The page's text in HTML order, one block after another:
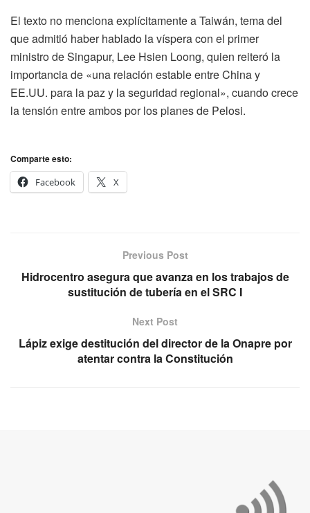
El texto no menciona explícitamente a Taiwán, tema del
que admitió haber hablado la víspera con el primer
ministro de Singapur, Lee Hsien Loong, quien reiteró la
importancia de «una relación estable entre China y
EE.UU. para la paz y la seguridad regional», cuando crece
la tensión entre ambos por los planes de Pelosi.
Comparte esto:
Facebook
X
Previous Post
Hidrocentro asegura que avanza en los trabajos de
sustitución de tubería en el SRC I
Next Post
Lápiz exige destitución del director de la Onapre por
atentar contra la Constitución